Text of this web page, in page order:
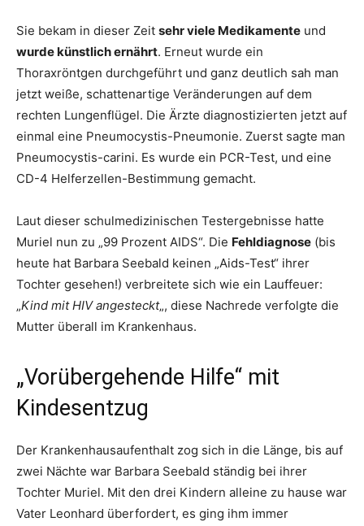
Sie bekam in dieser Zeit sehr viele Medikamente und
wurde künstlich ernährt. Erneut wurde ein
Thoraxröntgen durchgeführt und ganz deutlich sah man
jetzt weiße, schattenartige Veränderungen auf dem
rechten Lungenflügel. Die Ärzte diagnostizierten jetzt auf
einmal eine Pneumocystis-Pneumonie. Zuerst sagte man
Pneumocystis-carini. Es wurde ein PCR-Test, und eine
CD-4 Helferzellen-Bestimmung gemacht.
Laut dieser schulmedizinischen Testergebnisse hatte
Muriel nun zu „99 Prozent AIDS“. Die Fehldiagnose (bis
heute hat Barbara Seebald keinen „Aids-Test“ ihrer
Tochter gesehen!) verbreitete sich wie ein Lauffeuer:
„Kind mit HIV angesteckt„, diese Nachrede verfolgte die
Mutter überall im Krankenhaus.
„Vorübergehende Hilfe“ mit
Kindesentzug
Der Krankenhausaufenthalt zog sich in die Länge, bis auf
zwei Nächte war Barbara Seebald ständig bei ihrer
Tochter Muriel. Mit den drei Kindern alleine zu hause war
Vater Leonhard überfordert, es ging ihm immer